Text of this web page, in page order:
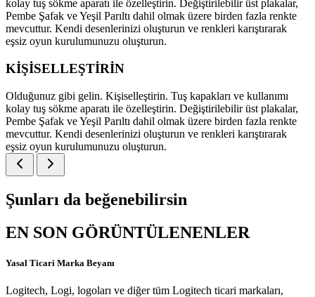
kolay tuş sökme aparatı ile özelleştirin. Değiştirilebilir üst plakalar,
Pembe Şafak ve Yeşil Parıltı dahil olmak üzere birden fazla renkte
mevcuttur. Kendi desenlerinizi oluşturun ve renkleri karıştırarak
eşsiz oyun kurulumunuzu oluşturun.
KİŞİSELLEŞTİRİN
Olduğunuz gibi gelin. Kişiselleştirin. Tuş kapakları ve kullanımı
kolay tuş sökme aparatı ile özelleştirin. Değiştirilebilir üst plakalar,
Pembe Şafak ve Yeşil Parıltı dahil olmak üzere birden fazla renkte
mevcuttur. Kendi desenlerinizi oluşturun ve renkleri karıştırarak
eşsiz oyun kurulumunuzu oluşturun.
Şunları da beğenebilirsin
EN SON GÖRÜNTÜLENENLER
Yasal Ticari Marka Beyanı
Logitech, Logi, logoları ve diğer tüm Logitech ticari markaları,